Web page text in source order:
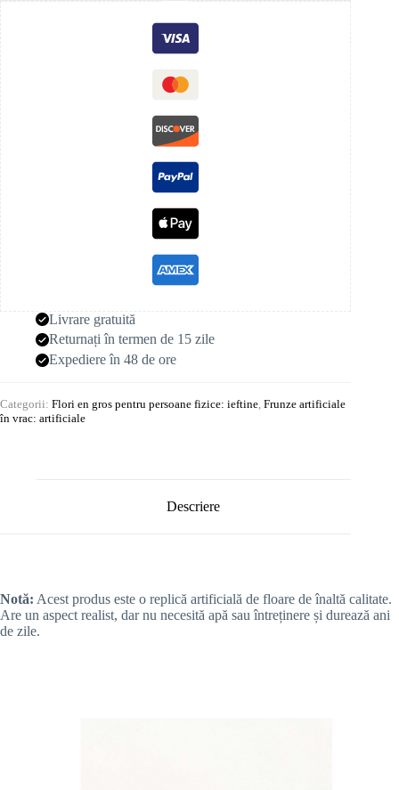
Livrare gratuită
Returnați în termen de 15 zile
Expediere în 48 de ore
Categorii: Flori en gros pentru persoane fizice: ieftine, Frunze artificiale
în vrac: artificiale
Descriere
Notă: Acest produs este o replică artificială de floare de înaltă calitate.
Are un aspect realist, dar nu necesită apă sau întreținere și durează ani
de zile.